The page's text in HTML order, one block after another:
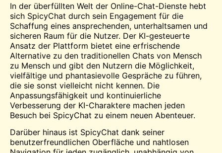
In der überfüllten Welt der Online-Chat-Dienste hebt
sich SpicyChat durch sein Engagement für die
Schaffung eines ansprechenden, unterhaltsamen und
sicheren Raum für die Nutzer. Der KI-gesteuerte
Ansatz der Plattform bietet eine erfrischende
Alternative zu den traditionellen Chats von Mensch
zu Mensch und gibt den Nutzern die Möglichkeit,
vielfältige und phantasievolle Gespräche zu führen,
die sie sonst vielleicht nicht kennen. Die
Anpassungsfähigkeit und kontinuierliche
Verbesserung der KI-Charaktere machen jeden
Besuch bei SpicyChat zu einem neuen Abenteuer.
Darüber hinaus ist SpicyChat dank seiner
benutzerfreundlichen Oberfläche und nahtlosen